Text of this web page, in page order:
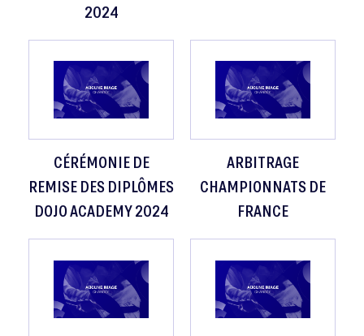
2024
CÉRÉMONIE DE
REMISE DES DIPLÔMES
DOJO ACADEMY 2024
ARBITRAGE
CHAMPIONNATS DE
FRANCE